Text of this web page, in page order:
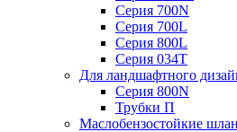
Серия 700N
Серия 700L
Серия 800L
Серия 034T
Для ландшафтного
Серия 800N
Трубки П
Маслобензостойкие